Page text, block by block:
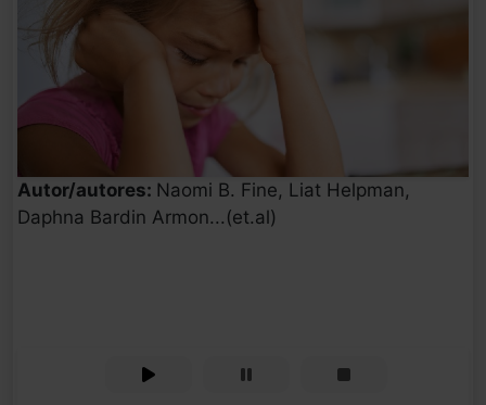
Autor/autores: Naomi B. Fine, Liat Helpman,
Daphna Bardin Armon...(et.al)